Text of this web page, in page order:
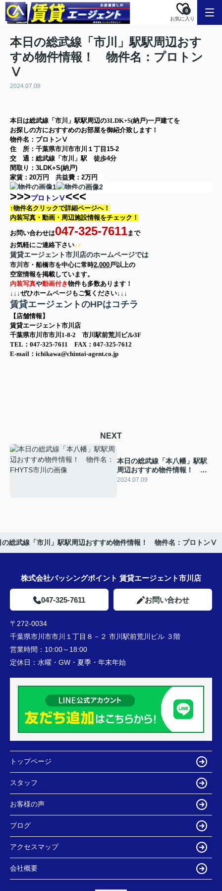
お気に入り
0
本日の総武線「市川」駅駅周辺おす
すめ物件情報！ 物件名：プロトン
Ⅴ
2024.07.08
本日は総武線「市川」駅駅周辺の3LDK+S(納戸)一戸建てを
お探しの方におすすめのお部屋を御紹介致します！
物件名：プロトンⅤ
住 所： 千葉県市川市市川１丁目15-2
交 通：総武線「市川」駅 徒歩4分
間取り： 3LDK+S(納戸)
家賃： 20万円 共益費： 2万円
>>>プロトンⅤ<<<
↑物件名クリックで詳細ページへ！
内装写真・動画・ 周辺施設情報をチェック！
お問い合わせは047-325-7611まで
お気軽にご連絡下さい♪♪
賃貸エージェント市川店のホームページでは
市川市・船橋市を中心に常時2,000戸以上の
空室情報を掲載しています。
内装写真や動画付き物件も多数あります！
↓↓↓ぜひホームページもご覧ください↓↓↓
賃貸エージェントのHPはコチラ
【店舗情報】
賃貸エージェント市川店
千葉県市川市市川1-8-2 市川駅前荒川ビル3F
TEL：047-325-7611 FAX：047-325-7612
E-mail：ichikawa@chintai-agent.co.jp
NEXT
本日の総武線「本八幡」駅駅
周辺おすすめ物件情報！ 物
件名：FHYTS市川
2024.07.09
の総武線「市川」駅駅周辺おすすめ物件情報！ 物件名：プロトンⅤ
株式会社パッシングポイント 賃貸エージェント市川店
047-325-7611 お問い合わせ
〒272-0034
千葉県市川市市川１丁目８－２ 市川駅前荒川ビル ３階
営業時間： 10:00～18:00
定休日： 水曜・GW・夏季・年末年始
トップページ
スタッフ
お客様の声
ブログ
アクセスマップ
会社概要